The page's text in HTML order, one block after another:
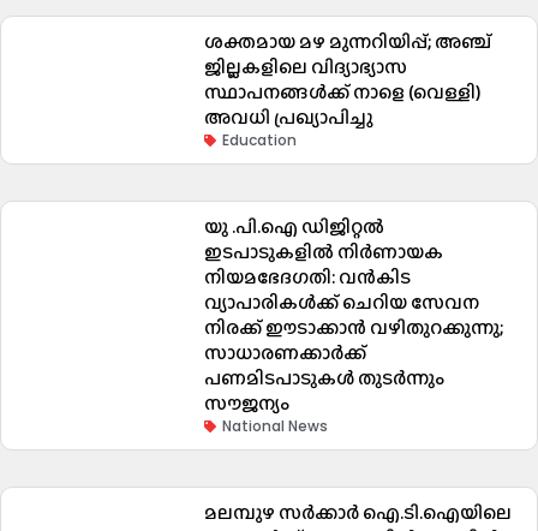
ശക്തമായ മഴ മുന്നറിയിപ്പ്; അഞ്ച്
ജില്ലകളിലെ വിദ്യാഭ്യാസ
സ്ഥാപനങ്ങൾക്ക് നാളെ (വെള്ളി)
അവധി പ്രഖ്യാപിച്ചു
Education
യു .പി.ഐ ഡിജിറ്റൽ
ഇടപാടുകളിൽ നിർണായക
നിയമഭേദഗതി: വൻകിട
വ്യാപാരികൾക്ക് ചെറിയ സേവന
നിരക്ക് ഈടാക്കാൻ വഴിതുറക്കുന്നു;
സാധാരണക്കാർക്ക്
പണമിടപാടുകൾ തുടർന്നും
സൗജന്യം
National News
മലമ്പുഴ സർക്കാർ ഐ.ടി.ഐയിലെ